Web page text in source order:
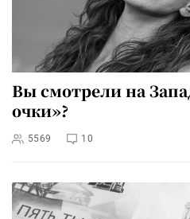
Вы смотрели на
очки»?
5569 10